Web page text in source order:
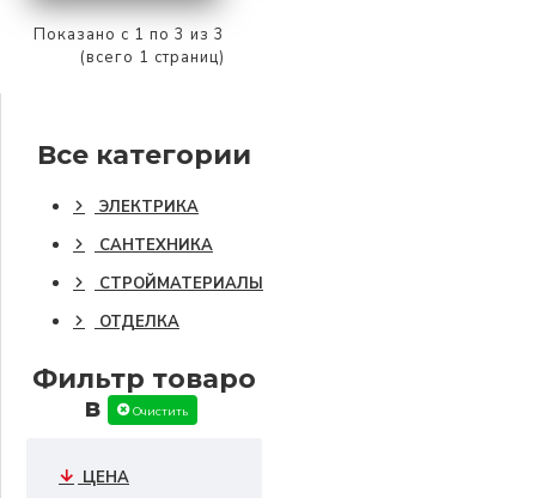
Показано с 1 по 3 из 3
(всего 1 страниц)
Все категории
ЭЛЕКТРИКА
САНТЕХНИКА
СТРОЙМАТЕРИАЛЫ
ОТДЕЛКА
Фильтр товаро
в
Очистить
ЦЕНА